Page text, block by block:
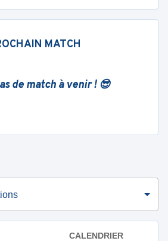
MATCH
de match à venir ! 😎
CALENDRIER